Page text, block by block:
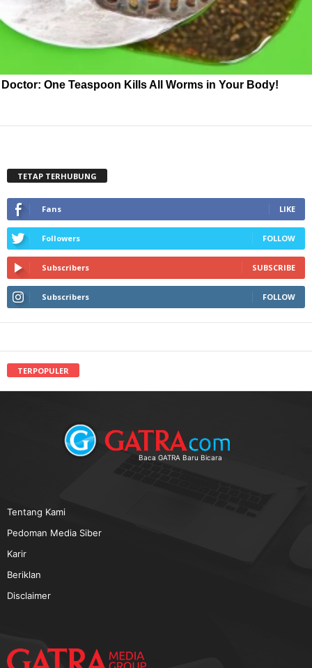
Doctor: One Teaspoon Kills All Worms in Your Body!
TETAP TERHUBUNG
Fans LIKE
Followers FOLLOW
Subscribers SUBSCRIBE
Subscribers FOLLOW